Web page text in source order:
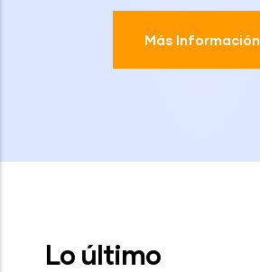
Más Información
Lo último